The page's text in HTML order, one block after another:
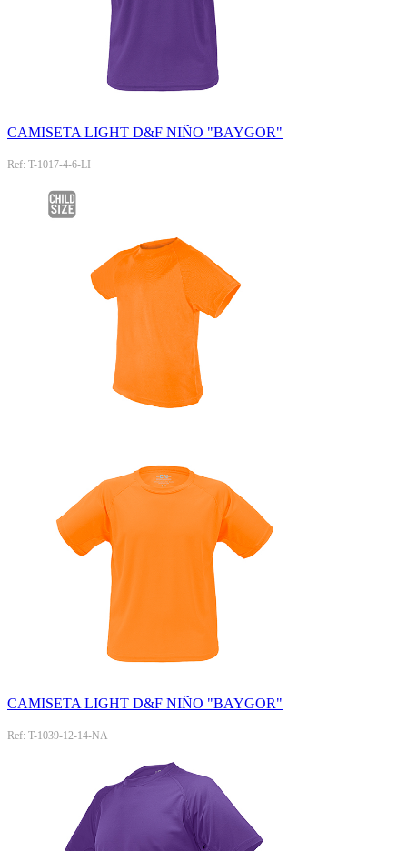
CAMISETA LIGHT D&F NIÑO "BAYGOR"
Ref: T-1017-4-6-LI
CAMISETA LIGHT D&F NIÑO "BAYGOR"
Ref: T-1039-12-14-NA